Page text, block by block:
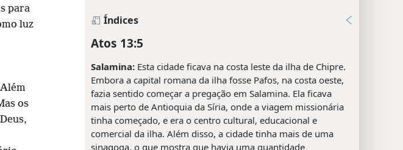
Índices
Atos 13:5
Salamina: Esta cidade ficava na costa leste da ilha de Chipre.
Embora a capital romana da ilha fosse Pafos, na costa oeste,
fazia sentido começar a pregação em Salamina. Ela ficava
mais perto de Antioquia da Síria, onde a viagem missionária
tinha começado, e era o centro cultural, educacional e
comercial da ilha. Além disso, a cidade tinha mais de uma
sinagoga, o que mostra que havia uma quantidade
para
luz
Além
os